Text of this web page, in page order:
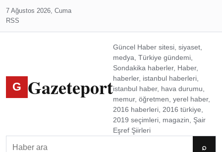
7 Ağustos 2026, Cuma
RSS
G Gazeteport
Güncel Haber sitesi, siyaset,
medya, Türkiye gündemi,
Sondakika haberler, Haber,
haberler, istanbul haberleri,
istanbul haber, hava durumu,
memur, öğretmen, yerel haber,
2016 haberleri, 2016 türkiye,
2019 seçimleri, magazin, Şair
Eşref Şiirleri
⌕